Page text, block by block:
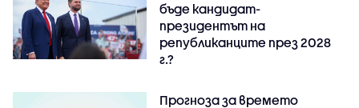
бъде кандидат-
президентът на
републиканците през 2028
г.?
Прогноза за времето